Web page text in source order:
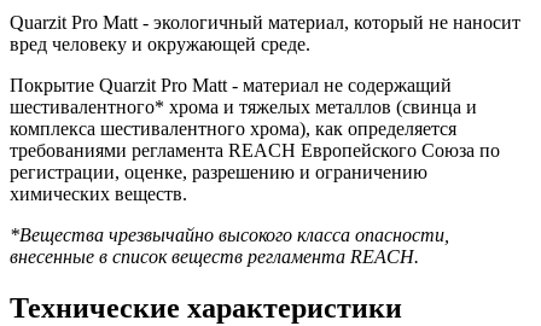
Quarzit Pro Matt - экологичный материал, который не наносит
вред человеку и окружающей среде.
Покрытие Quarzit Pro Matt - материал не содержащий
шестивалентного* хрома и тяжелых металлов (свинца и
комплекса шестивалентного хрома), как определяется
требованиями регламента REACH Европейского Союза по
регистрации, оценке, разрешению и ограничению
химических веществ.
*Вещества чрезвычайно высокого класса опасности,
внесенные в список веществ регламента REACH.
Технические характеристики